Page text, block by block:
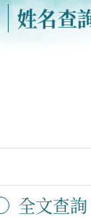
姓名查
全文查詢